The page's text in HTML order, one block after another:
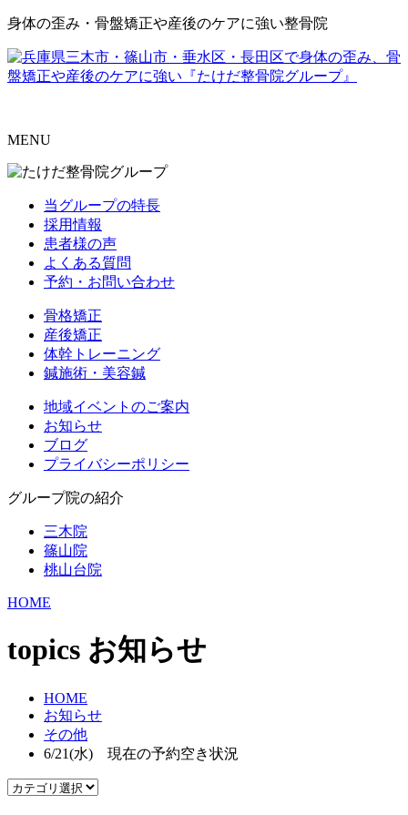
身体の歪み・骨盤矯正や産後のケアに強い整骨院
MENU
当グループの特長
採用情報
患者様の声
よくある質問
予約・お問い合わせ
骨格矯正
産後矯正
体幹トレーニング
鍼施術・美容鍼
地域イベントのご案内
お知らせ
ブログ
プライバシーポリシー
グループ院の紹介
三木院
篠山院
桃山台院
HOME
topics お知らせ
HOME
お知らせ
その他
6/21(水) 現在の予約空き状況